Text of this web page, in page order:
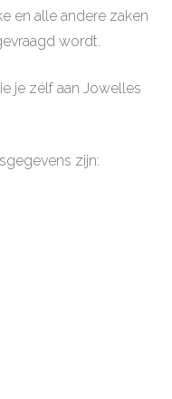
en alle andere zaken
wordt.
je zélf aan Jowelles
zijn: